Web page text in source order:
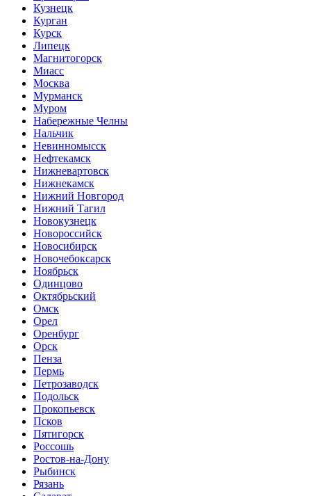
Кузнецк
Курган
Курск
Липецк
Магнитогорск
Миасс
Москва
Мурманск
Муром
Набережные Челны
Нальчик
Невинномысск
Нефтекамск
Нижневартовск
Нижнекамск
Нижний Новгород
Нижний Тагил
Новокузнецк
Новороссийск
Новосибирск
Новочебоксарск
Ноябрьск
Одинцово
Октябрьский
Омск
Орел
Оренбург
Орск
Пенза
Пермь
Петрозаводск
Подольск
Прокопьевск
Псков
Пятигорск
Россошь
Ростов-на-Дону
Рыбинск
Рязань